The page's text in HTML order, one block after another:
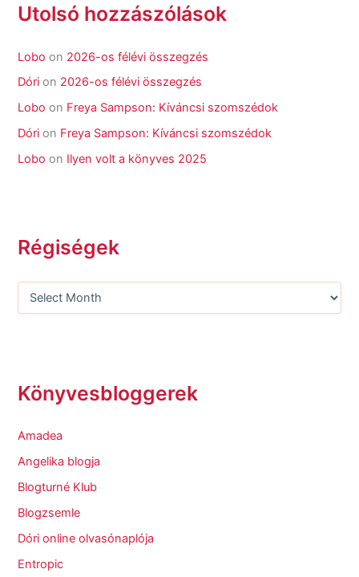
Utolsó hozzászólások
Lobo on 2026-os félévi összegzés
Dóri on 2026-os félévi összegzés
Lobo on Freya Sampson: Kíváncsi szomszédok
Dóri on Freya Sampson: Kíváncsi szomszédok
Lobo on Ilyen volt a könyves 2025
Régiségek
Könyvesbloggerek
Amadea
Angelika blogja
Blogturné Klub
Blogzsemle
Dóri online olvasónaplója
Entropic